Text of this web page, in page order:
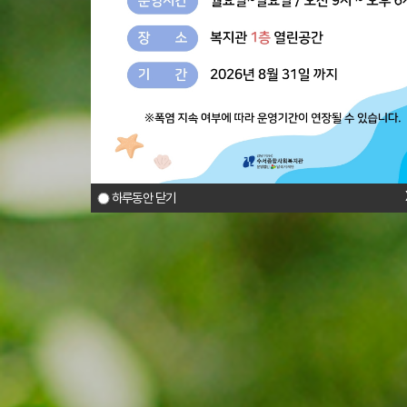
하루동안 닫기